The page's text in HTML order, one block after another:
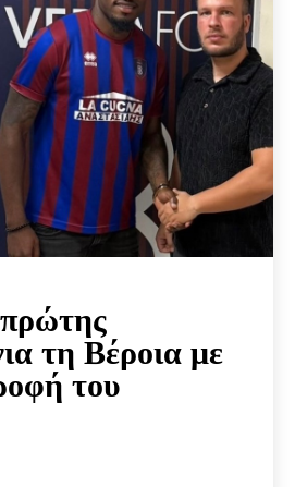
τη Βέροια με
του